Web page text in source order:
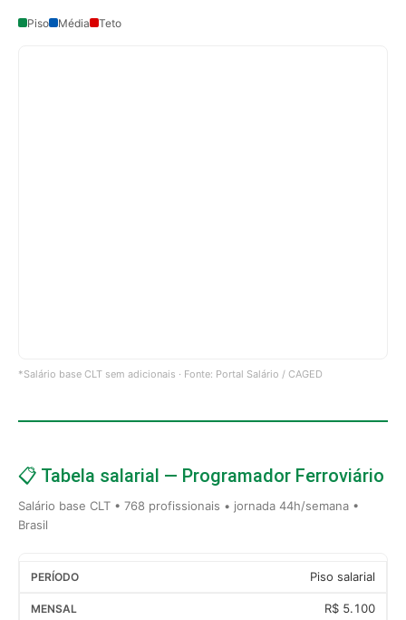
Piso Média Teto
*Salário base CLT sem adicionais · Fonte: Portal Salário / CAGED
📋 Tabela salarial — Programador Ferroviário
Salário base CLT • 768 profissionais • jornada 44h/semana •
Brasil
Piso salarial
R$ 5.100